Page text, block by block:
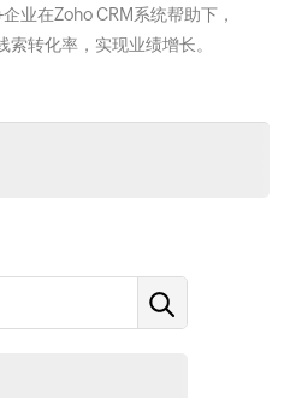
业在Zoho CRM系统帮助下，
转化率，实现业绩增长。